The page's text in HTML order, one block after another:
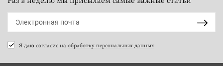
Я даю согласие на обработку персональных данных